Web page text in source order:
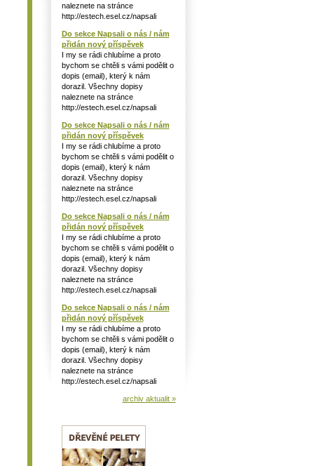
naleznete na stránce
http://estech.esel.cz/napsali
Do sekce Napsali o nás / nám
přidán nový příspěvek
I my se rádi chlubíme a proto
bychom se chtěli s vámi podělit o
dopis (email), který k nám
dorazil. Všechny dopisy
naleznete na stránce
http://estech.esel.cz/napsali
Do sekce Napsali o nás / nám
přidán nový příspěvek
I my se rádi chlubíme a proto
bychom se chtěli s vámi podělit o
dopis (email), který k nám
dorazil. Všechny dopisy
naleznete na stránce
http://estech.esel.cz/napsali
Do sekce Napsali o nás / nám
přidán nový příspěvek
I my se rádi chlubíme a proto
bychom se chtěli s vámi podělit o
dopis (email), který k nám
dorazil. Všechny dopisy
naleznete na stránce
http://estech.esel.cz/napsali
Do sekce Napsali o nás / nám
přidán nový příspěvek
I my se rádi chlubíme a proto
bychom se chtěli s vámi podělit o
dopis (email), který k nám
dorazil. Všechny dopisy
naleznete na stránce
http://estech.esel.cz/napsali
archiv aktualit »